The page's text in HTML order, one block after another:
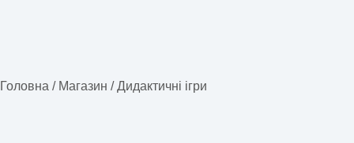
Головна / Магазин / Дидактичні ігри